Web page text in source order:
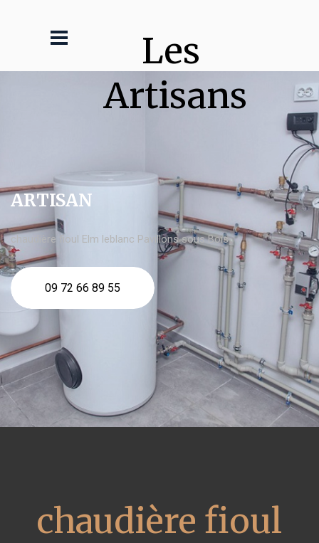
Les
Artisans
ARTISAN
chaudière fioul Elm leblanc Pavillons sous Bois
09 72 66 89 55
chaudière fioul